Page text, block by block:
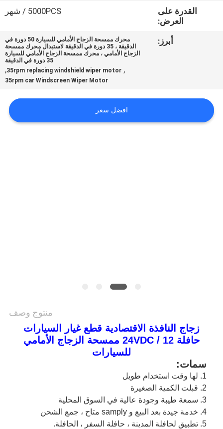
خريطة
الموقع
القدرة على
العرض:
5000PCS / شهر
أبرز:
محرك ممسحة الزجاج الأمامي للسيارة 50 دورة في
الدقيقة ، 35 دورة في الدقيقة لاستبدال محرك ممسحة
الزجاج الأمامي ، محرك ممسحة الزجاج الأمامي للسيارة
35 دورة في الدقيقة
,
35rpm replacing windshield wiper motor
,
35rpm car Windscreen Wiper Motor
افضل سعر
منتوج وصف
زجاج النافذة الاقتصادية قطع غيار السيارات
حافلة 12 / 24VDC ممسحة الزجاج الأمامي
للسيارات
سمات:
1. لها وقت استخدام طويل
2. قبلت الكمية الصغيرة
3. سمعة طيبة وجودة عالية في السوق المحلية
4. خدمة جيدة بعد البيع و samply متاح ، جمع الشحن
5. تطبيق لحافلة المدينة ، حافلة السفر ، الحافلة.